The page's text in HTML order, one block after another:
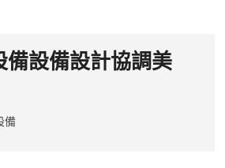
t
備設備設計協調美
備